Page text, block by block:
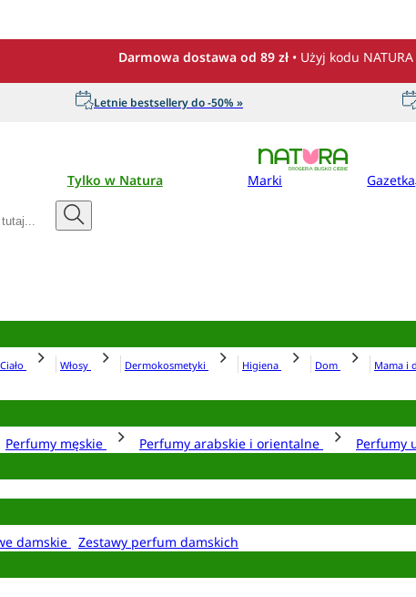
Darmowa dostawa od 89 zł • Użyj kodu NATURA
Letnie bestsellery do -50% »
Tylko w Natura Marki Gazetka
Ciało Włosy Dermokosmetyki Higiena Dom Mama i
Perfumy męskie Perfumy arabskie i orientalne Perfumy
damskie
Zestawy perfum damskich